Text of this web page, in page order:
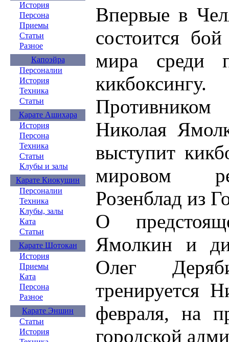
История
Персона
Приемы
Статьи
Разное
Капоэйра
Персоналии
История
Техника
Статьи
Карате Ашихара
История
Персона
Техника
Статьи
Клубы и залы
Карате Киокушин
Персоналии
Техника
Клубы, залы
Ката
Статьи
Карате Шотокан
История
Приемы
Ката
Персона
Разное
Карате Эншин
Статьи
История
Впервые в
состоится
мира среди
кикбоксингу.
Николая
выступит
мировом
Розенблад из
О
Ямолкин и
Олег
тренируется
февраля, на
городской